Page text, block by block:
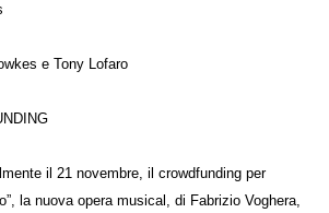
e Tony Lofaro
il 21 novembre, il crowdfunding per
la nuova opera musical, di Fabrizio Voghera,